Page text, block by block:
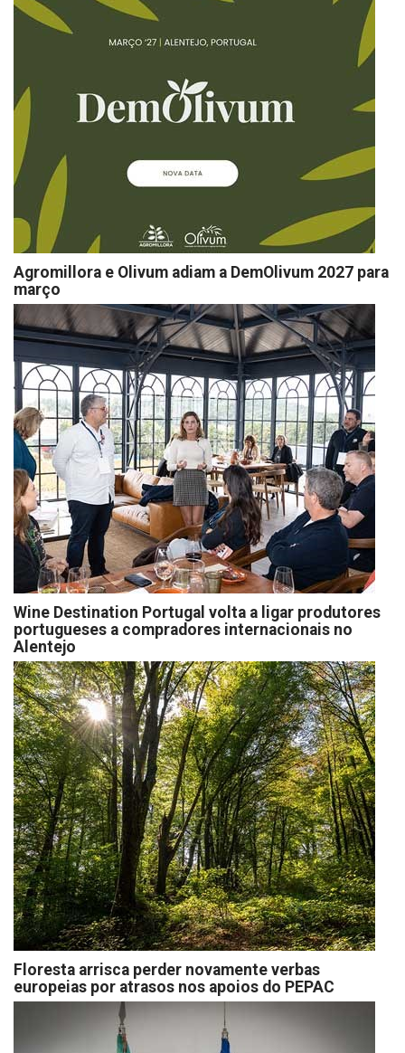
Agromillora e Olivum adiam a DemOlivum 2027 para
março
Wine Destination Portugal volta a ligar produtores
portugueses a compradores internacionais no
Alentejo
Floresta arrisca perder novamente verbas
europeias por atrasos nos apoios do PEPAC